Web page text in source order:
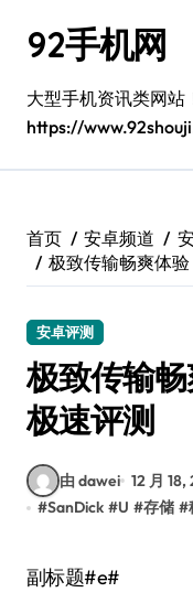
92手机网
大型手机资讯类网站
https://
首页 安卓频道
极致传输畅爽体
安卓评测
极致传输
极速评测
由 dawei 12 月
#SanDick #U #存储 #
副标题#e#